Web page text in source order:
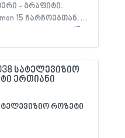
- გრაფიტი.
15 ჩარჩოებთან.
- ფერი:
დეკლარაცია
როზეტი